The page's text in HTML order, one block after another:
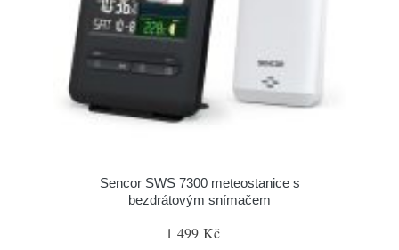
Sencor SWS 7300 meteostanice s
bezdrátovým snímačem
1 499 Kč